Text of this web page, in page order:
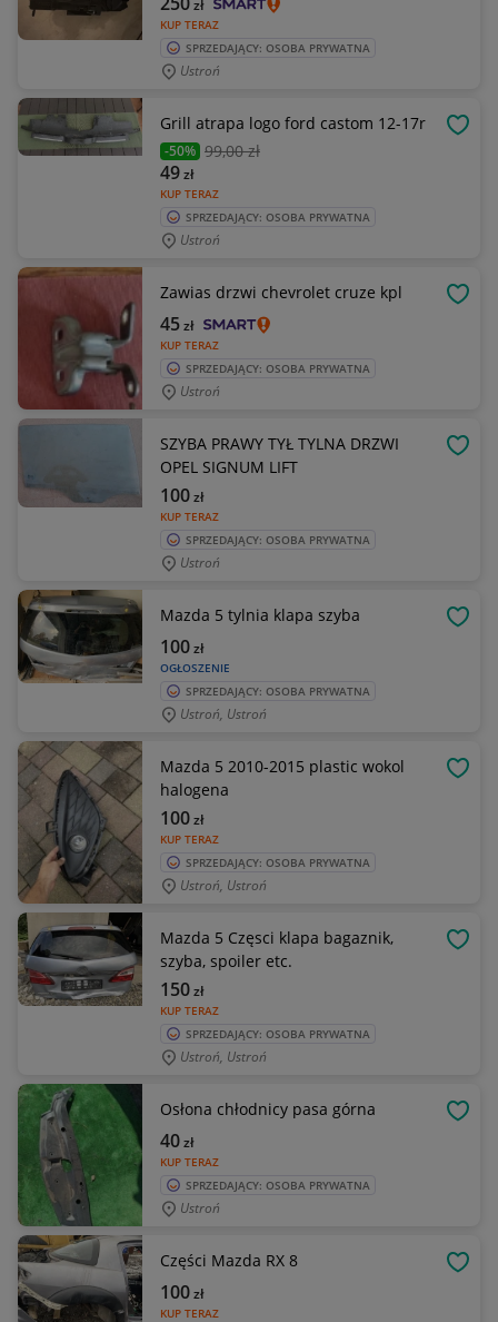
KUP TERAZ
zł
SPRZEDAJĄCY: OSOBA PRYWATNA
Ustroń
Grill atrapa logo ford castom 12-17r
-50% 99,00 zł
KUP TERAZ
49zł
SPRZEDAJĄCY: OSOBA PRYWATNA
Ustroń
Zawias drzwi chevrolet cruze kpl
KUP TERAZ
45zł
SPRZEDAJĄCY: OSOBA PRYWATNA
Ustroń
SZYBA PRAWY TYŁ TYLNA DRZWI
OPEL SIGNUM LIFT
KUP TERAZ
100zł
SPRZEDAJĄCY: OSOBA PRYWATNA
Ustroń
Mazda 5 tylnia klapa szyba
OGŁOSZENIE
100zł
SPRZEDAJĄCY: OSOBA PRYWATNA
Ustroń, Ustroń
Mazda 5 2010-2015 plastic wokol
halogena
KUP TERAZ
100zł
SPRZEDAJĄCY: OSOBA PRYWATNA
Ustroń, Ustroń
Mazda 5 Częsci klapa bagaznik,
szyba, spoiler etc.
KUP TERAZ
150zł
SPRZEDAJĄCY: OSOBA PRYWATNA
Ustroń, Ustroń
Osłona chłodnicy pasa górna
KUP TERAZ
40zł
SPRZEDAJĄCY: OSOBA PRYWATNA
Ustroń
Części Mazda RX 8
KUP TERAZ
100zł